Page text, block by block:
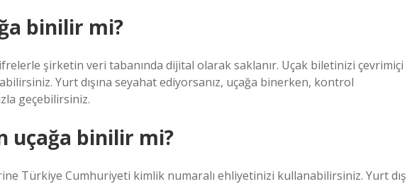
binilir mi?
şirketin veri tabanında dijital olarak saklanır. Uçak biletinizi çevrimiçi
Yurt dışına seyahat ediyorsanız, uçağa binerken, kontrol
geçebilirsiniz.
uçağa binilir mi?
Türkiye Cumhuriyeti kimlik numaralı ehliyetinizi kullanabilirsiniz. Yurt